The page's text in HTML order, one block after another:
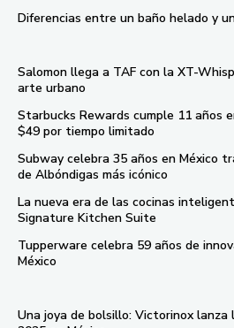
Diferencias entre un baño helado y
Salomon llega a TAF con la XT-
arte urbano
Starbucks Rewards cumple 11 años
$49 por tiempo limitado
Subway celebra 35 años en México
de Albóndigas más icónico
La nueva era de las cocinas
Signature Kitchen Suite
Tupperware celebra 59 años de
México
Una joya de bolsillo: Victorinox lanza